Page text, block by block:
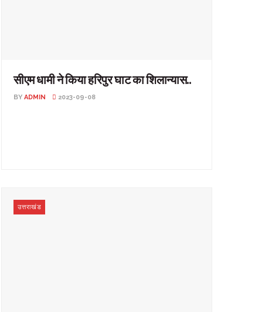
सीएम धामी ने किया हरिपुर घाट का शिलान्यास..
BY ADMIN 2023-09-08
उत्तराखंड